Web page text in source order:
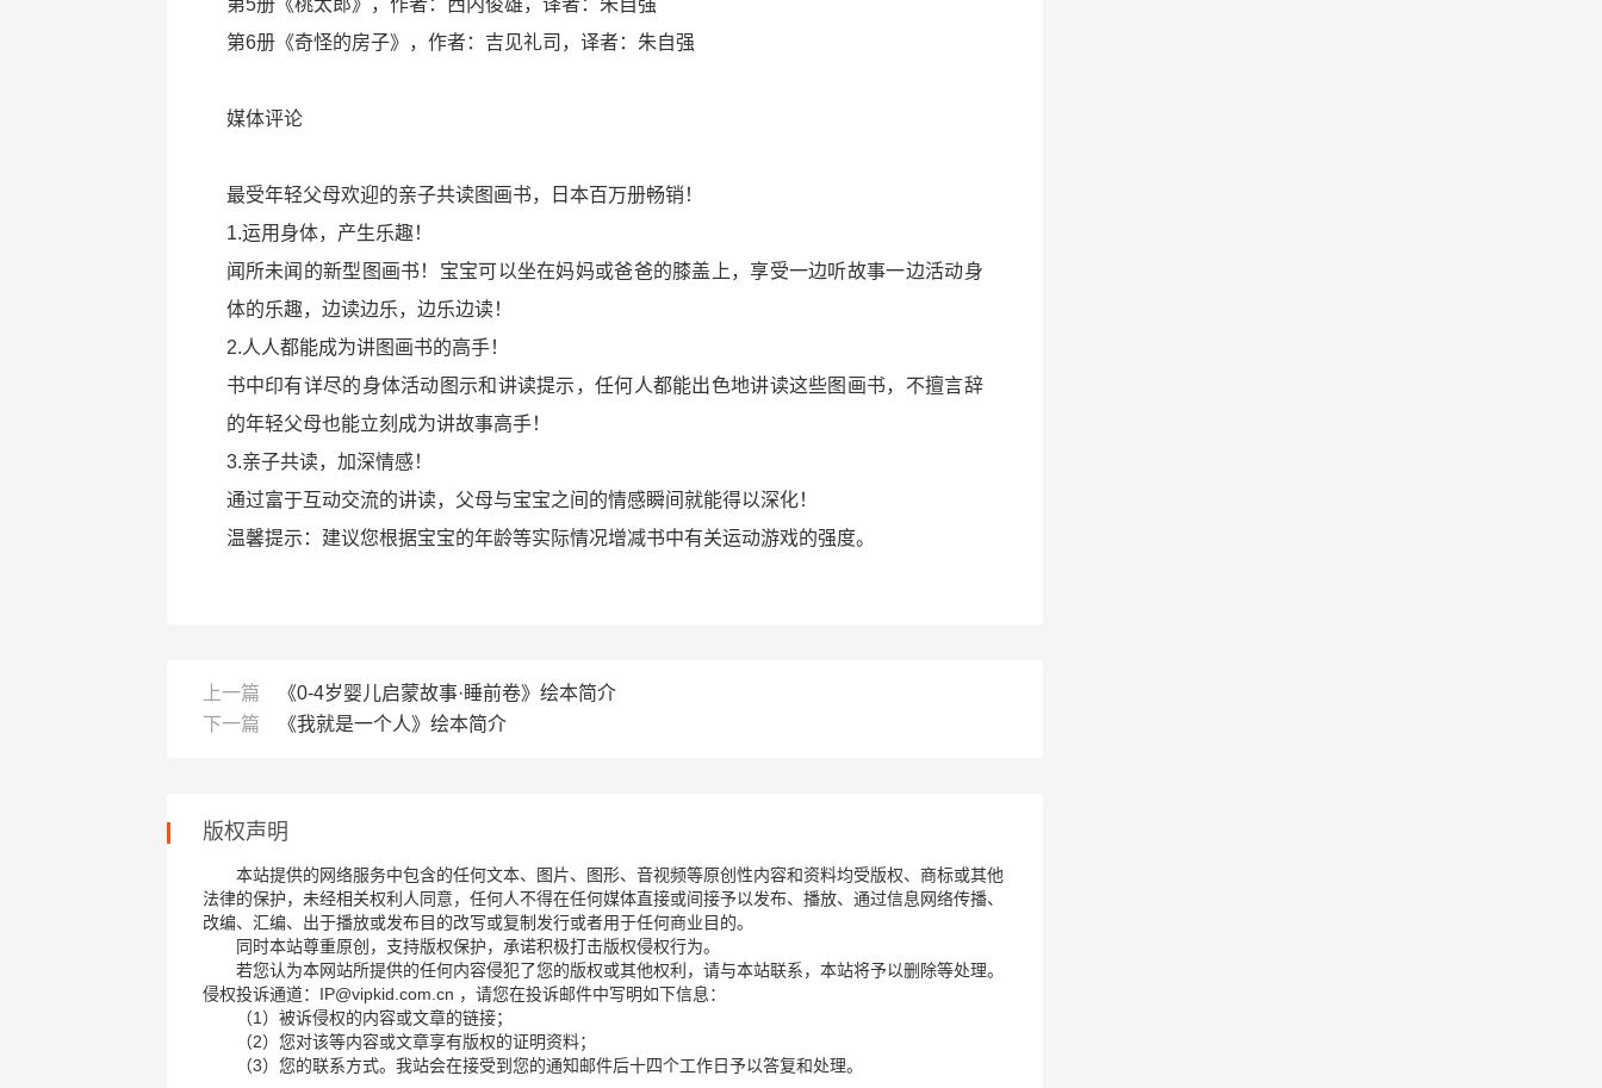
第5册《桃太郎》，作者：西内俊雄，译者：朱自强
第6册《奇怪的房子》，作者：吉见礼司，译者：朱自强
媒体评论
最受年轻父母欢迎的亲子共读图画书，日本百万册畅销！
1.运用身体，产生乐趣！
闻所未闻的新型图画书！宝宝可以坐在妈妈或爸爸的膝盖上，享受一边听故事一边活动身
体的乐趣，边读边乐，边乐边读！
2.人人都能成为讲图画书的高手！
书中印有详尽的身体活动图示和讲读提示，任何人都能出色地讲读这些图画书，不擅言辞
的年轻父母也能立刻成为讲故事高手！
3.亲子共读，加深情感！
通过富于互动交流的讲读，父母与宝宝之间的情感瞬间就能得以深化！
温馨提示：建议您根据宝宝的年龄等实际情况增减书中有关运动游戏的强度。
上一篇
《0-4岁婴儿启蒙故事·睡前卷》绘本简介
下一篇
《我就是一个人》绘本简介
版权声明
本站提供的网络服务中包含的任何文本、图片、图形、音视频等原创性内容和资料均受版权、商标或其他
法律的保护，未经相关权利人同意，任何人不得在任何媒体直接或间接予以发布、播放、通过信息网络传播、
改编、汇编、出于播放或发布目的改写或复制发行或者用于任何商业目的。
同时本站尊重原创，支持版权保护，承诺积极打击版权侵权行为。
若您认为本网站所提供的任何内容侵犯了您的版权或其他权利，请与本站联系，本站将予以删除等处理。
侵权投诉通道：IP@vipkid.com.cn ，请您在投诉邮件中写明如下信息：
（1）被诉侵权的内容或文章的链接；
（2）您对该等内容或文章享有版权的证明资料；
（3）您的联系方式。我站会在接受到您的通知邮件后十四个工作日予以答复和处理。